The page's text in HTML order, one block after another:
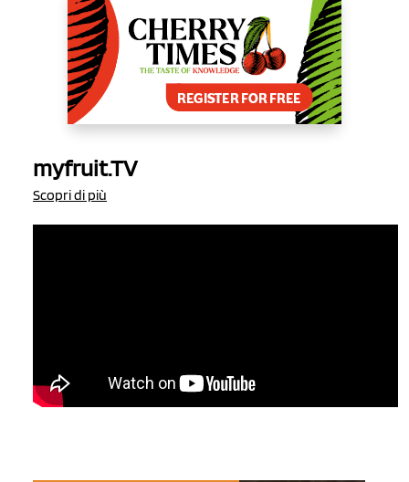
myfruit.TV
Scopri di più